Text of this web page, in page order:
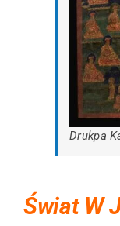
Drukpa
Świat W